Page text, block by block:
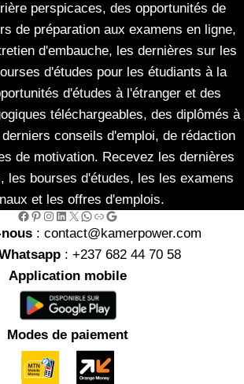
perspicaces, des opportunités de
de préparation aux examens en ligne,
d'embauche, les dernières sur les
d'études pour les étudiants à la
d'études à l'étranger et des
téléchargeables, des diplômés à
conseils d'emploi, de rédaction
de motivation. Recevez les dernières
les bourses d'études, les les examens
et les offres d'emplois.
Facebook Pinterest Instagram LinkedIn X WhatsApp Link Google
: contact@kamerpower.com
: +237 682 44 70 58
Application mobile
Modes de paiement